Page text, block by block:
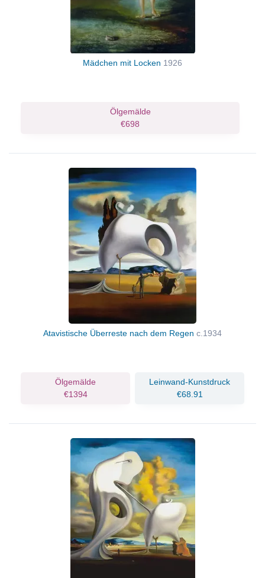
Mädchen mit Locken 1926
Ölgemälde
€698
Atavistische Überreste nach dem Regen c.1934
Ölgemälde
€1394
Leinwand-Kunstdruck
€68.91